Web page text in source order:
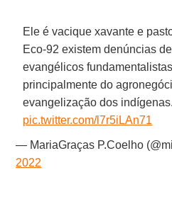
Ele é vacique xavante e
Eco-92 existem denúncias
evangélicos
principalmente do
evangelização dos indígenas.
pic.twitter.com/l7r5iLAn71
— MariaGraças P.Coelho
2022